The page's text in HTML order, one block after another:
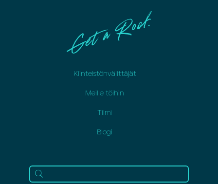
Kiinteistönvälittäjät
Meille töihin
Tiimi
Blogi